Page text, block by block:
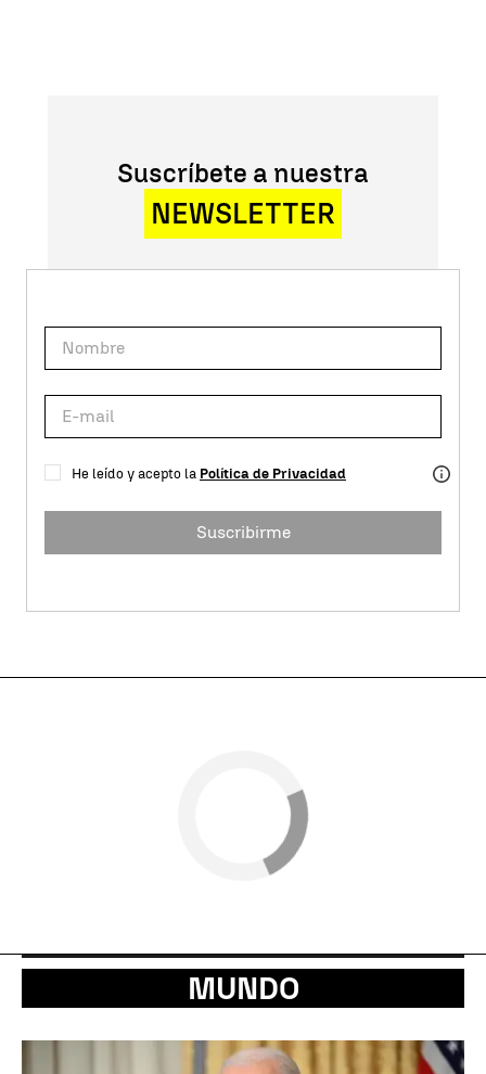
Suscríbete a nuestra
NEWSLETTER
He leído y acepto la Política de Privacidad
Suscribirme
MUNDO